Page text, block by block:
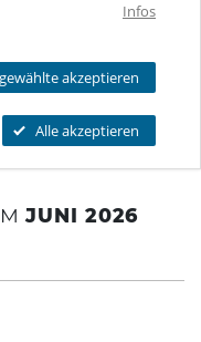
Tickets
JUNI 2026
Infos
akzeptieren
Alle akzeptieren